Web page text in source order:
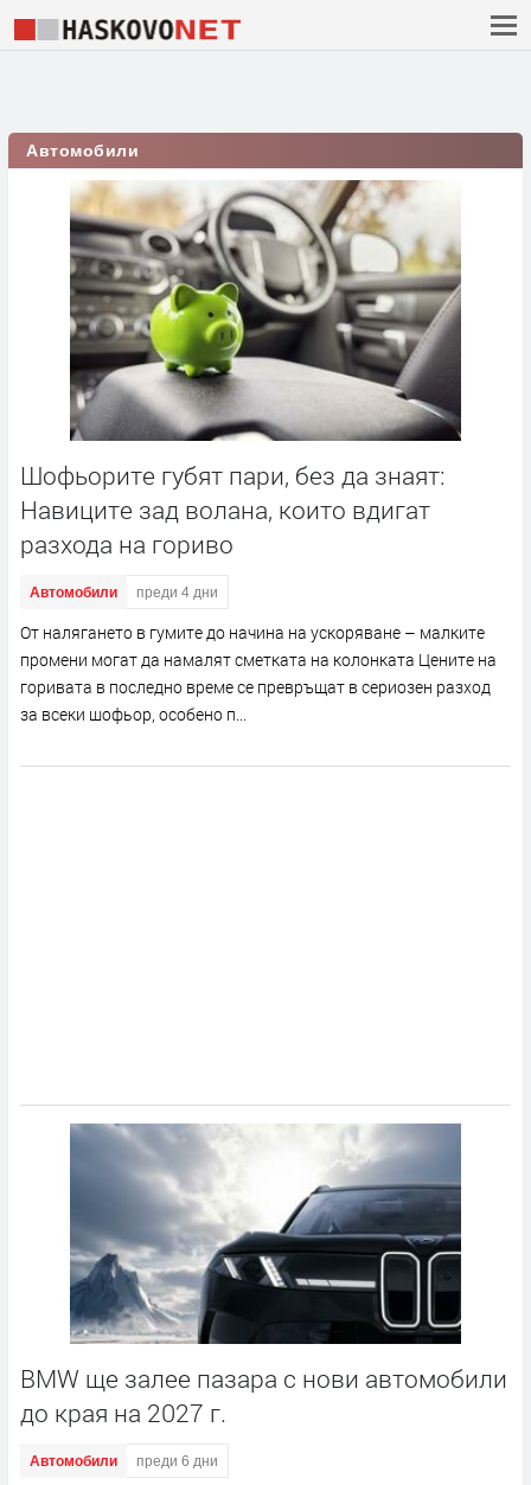
Автомобили
Шофьорите губят пари, без да знаят:
Навиците зад волана, които вдигат
разхода на гориво
Автомобили преди 4 дни
От налягането в гумите до начина на ускоряване – малките
промени могат да намалят сметката на колонката Цените на
горивата в последно време се превръщат в сериозен разход
за всеки шофьор, особено п...
BMW ще залее пазара с нови автомобили
до края на 2027 г.
Автомобили преди 6 дни